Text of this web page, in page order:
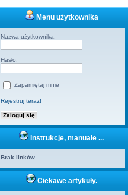
Menu użytkownika
Nazwa użytkownika:
Hasło:
Zapamiętaj mnie
Rejestruj teraz!
Instrukcje, manuale ...
Brak linków
Ciekawe artykuły.